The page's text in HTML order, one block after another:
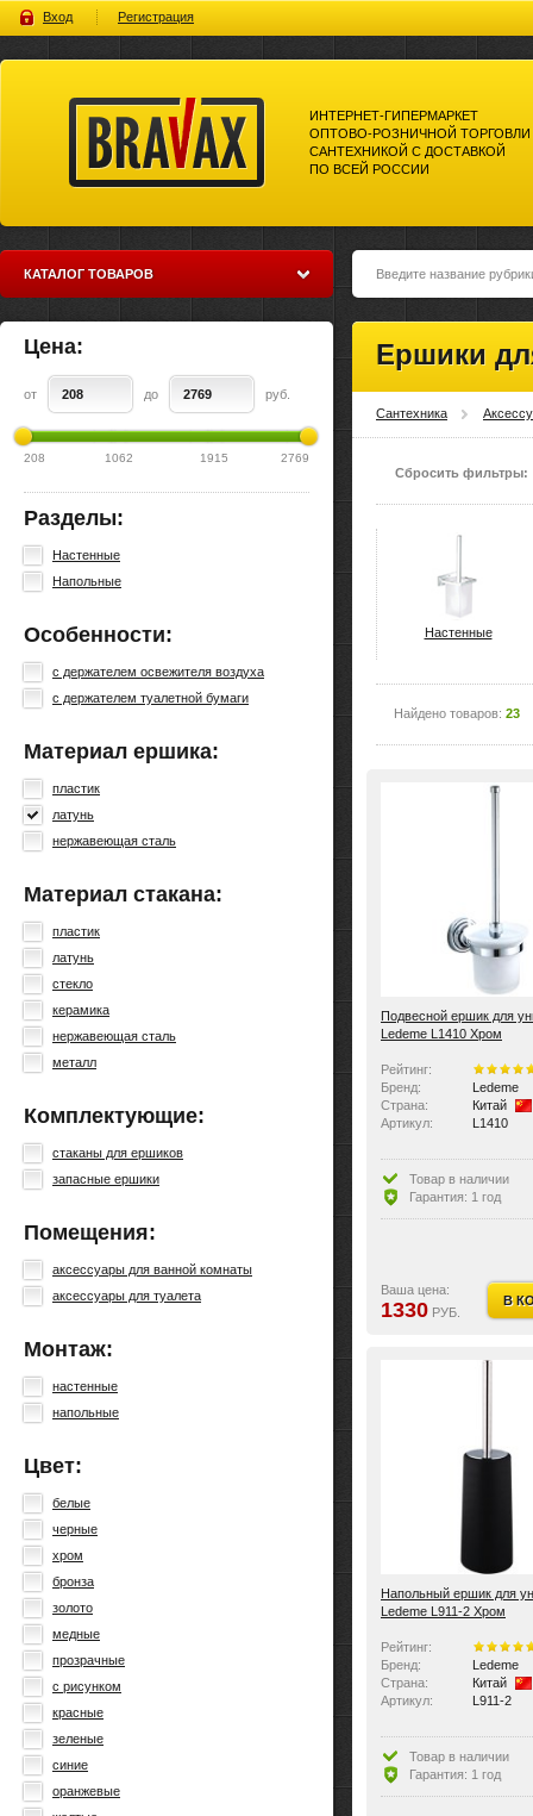
Вход Регистрация
всей россии
ИНТЕРНЕТ-ГИПЕРМАРКЕТ
ОПТОВО-РОЗНИЧНОЙ ТОРГОВЛИ
САНТЕХНИКОЙ С ДОСТАВКОЙ
ПО ВСЕЙ РОССИИ
КАТАЛОГ ТОВАРОВ
Цена:
от до руб.
208 1062 1915 2769
Разделы:
Настенные
Напольные
Особенности:
с держателем освежителя воздуха
с держателем туалетной бумаги
Материал ершика:
пластик
латунь
нержавеющая сталь
Материал стакана:
пластик
латунь
стекло
керамика
нержавеющая сталь
металл
Комплектующие:
стаканы для ершиков
запасные ершики
Помещения:
аксессуары для ванной комнаты
аксессуары для туалета
Монтаж:
настенные
напольные
Цвет:
белые
черные
хром
бронза
золото
медные
прозрачные
с рисунком
красные
зеленые
синие
оранжевые
Ершики
Сантехника
Сбросить фильтры:
Настенные
Найдено товаров: 23
Подвесной ершик для
Ledeme L1410 Хром
Рейтинг:
Бренд:
Ledeme
Страна:
Китай
Артикул:
L1410
Товар в наличии
Гарантия: 1 год
Ваша цена:
1330 РУБ.
В
Напольный ершик для
Ledeme L911-2 Хром
Рейтинг:
Бренд:
Ledeme
Страна:
Китай
Артикул:
L911-2
Товар в наличии
Гарантия: 1 год